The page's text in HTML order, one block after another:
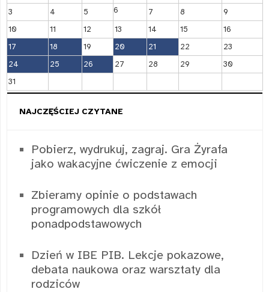
3
4 5 6 7 8
9
10
11 12 13 14 15
16
17
18 19 20 21 22
23
24
25 26 27 28 29
30
31
NAJCZĘŚCIEJ CZYTANE
Pobierz, wydrukuj, zagraj. Gra Żyrafa
jako wakacyjne ćwiczenie z emocji
Zbieramy opinie o podstawach
programowych dla szkół
ponadpodstawowych
Dzień w IBE PIB. Lekcje pokazowe,
debata naukowa oraz warsztaty dla
rodziców